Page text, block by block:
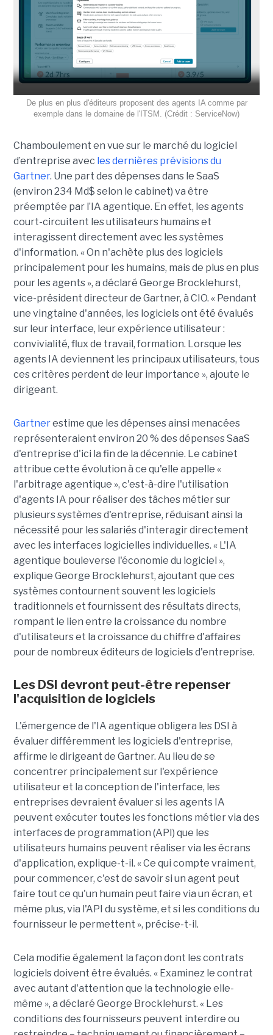
De plus en plus d'éditeurs proposent des agents IA comme par
exemple dans le domaine de l'ITSM. (Crédit : ServiceNow)
Chamboulement en vue sur le marché du logiciel
d’entreprise avec les dernières prévisions du
Gartner. Une part des dépenses dans le SaaS
(environ 234 Md$ selon le cabinet) va être
préemptée par l’IA agentique. En effet, les agents
court-circuitent les utilisateurs humains et
interagissent directement avec les systèmes
d'information. « On n'achète plus des logiciels
principalement pour les humains, mais de plus en plus
pour les agents », a déclaré George Brocklehurst,
vice-président directeur de Gartner, à CIO. « Pendant
une vingtaine d'années, les logiciels ont été évalués
sur leur interface, leur expérience utilisateur :
convivialité, flux de travail, formation. Lorsque les
agents IA deviennent les principaux utilisateurs, tous
ces critères perdent de leur importance », ajoute le
dirigeant.
Gartnerestime que les dépenses ainsi menacées
représenteraient environ 20 % des dépenses SaaS
d'entreprise d'ici la fin de la décennie. Le cabinet
attribue cette évolution à ce qu'elle appelle «
l'arbitrage agentique », c'est-à-dire l'utilisation
d'agents IA pour réaliser des tâches métier sur
plusieurs systèmes d'entreprise, réduisant ainsi la
nécessité pour les salariés d'interagir directement
avec les interfaces logicielles individuelles. « L'IA
agentique bouleverse l'économie du logiciel »,
explique George Brocklehurst, ajoutant que ces
systèmes contournent souvent les logiciels
traditionnels et fournissent des résultats directs,
rompant le lien entre la croissance du nombre
d'utilisateurs et la croissance du chiffre d'affaires
pour de nombreux éditeurs de logiciels d'entreprise.
Les DSI devront peut-être repenser
l'acquisition de logiciels
L'émergence de l'IA agentique obligera les DSI à
évaluer différemment les logiciels d'entreprise,
affirme le dirigeant de Gartner. Au lieu de se
concentrer principalement sur l'expérience
utilisateur et la conception de l'interface, les
entreprises devraient évaluer si les agents IA
peuvent exécuter toutes les fonctions métier via des
interfaces de programmation (API) que les
utilisateurs humains peuvent réaliser via les écrans
d'application, explique-t-il. « Ce qui compte vraiment,
pour commencer, c'est de savoir si un agent peut
faire tout ce qu'un humain peut faire via un écran, et
même plus, via l'API du système, et si les conditions du
fournisseur le permettent », précise-t-il.
Cela modifie également la façon dont les contrats
logiciels doivent être évalués. « Examinez le contrat
avec autant d'attention que la technologie elle-
même », a déclaré George Brocklehurst. « Les
conditions des fournisseurs peuvent interdire ou